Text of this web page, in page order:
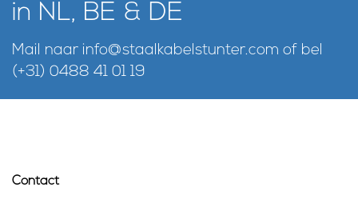
in NL, BE & DE
Mail naar info@staalkabelstunter.com of bel
(+31) 0488 41 01 19
Contact